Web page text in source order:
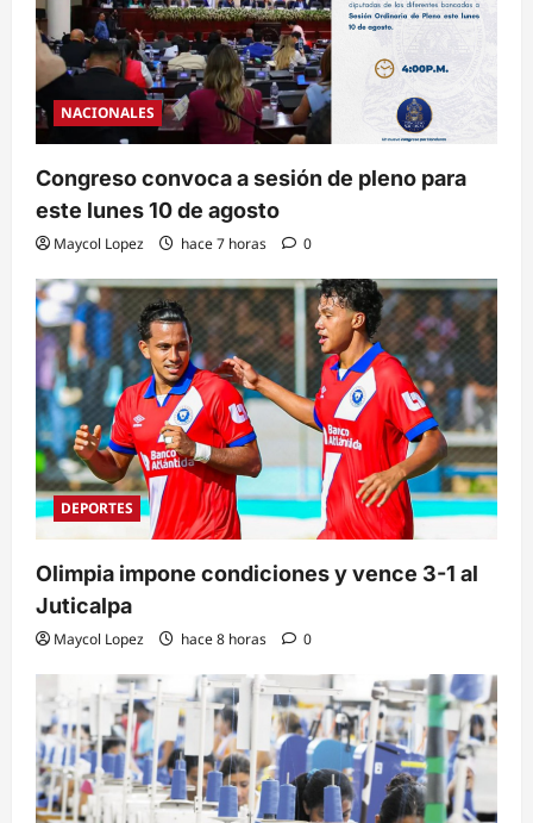
NACIONALES
Congreso convoca a sesión de pleno para
este lunes 10 de agosto
Maycol Lopez hace 7 horas 0
DEPORTES
Olimpia impone condiciones y vence 3-1 al
Juticalpa
Maycol Lopez hace 8 horas 0